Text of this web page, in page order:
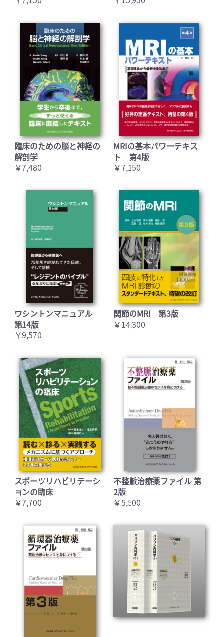
臨床のための脳と神経の
解剖学
￥7,480
MRIの基本パワーテキス
ト 第4版
￥7,150
ワシントンマニュアル
第14版
￥9,570
関節のMRI 第3版
￥14,300
スポーツリハビリテーシ
ョンの臨床
￥7,700
不整脈治療薬ファイル 第
2版
￥5,500